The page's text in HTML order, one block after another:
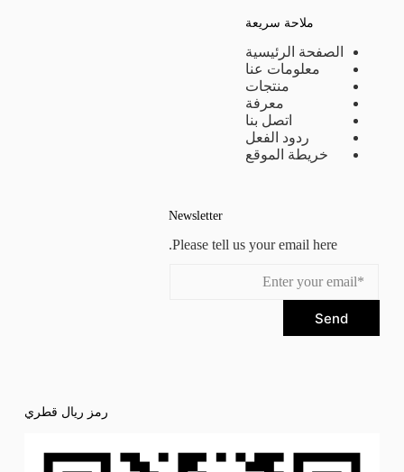
ملاحة سريعة
الصفحة الرئيسية
معلومات عنا
منتجات
معرفة
اتصل بنا
ردود الفعل
خريطة الموقع
Newsletter
Please tell us your email here.
Send
رمز ريال قطري